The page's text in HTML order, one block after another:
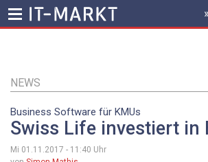
Inhalt
MENU
NEWS
Business Software für KMUs
Swiss Life investiert in
Mi 01.11.2017 - 11:40 Uhr